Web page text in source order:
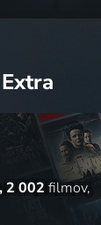
Extra
2 002 filmov